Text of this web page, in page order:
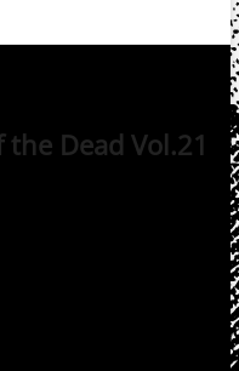
the Dead Vol.21